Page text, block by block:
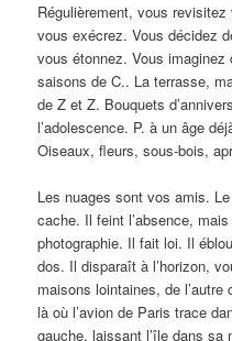
Régulièrement, vous
vous exécrez. Vous décidez
vous étonnez. Vous
saisons de C.. La terrasse,
de Z et Z. Bouquets
l’adolescence. P. à un âge
Oiseaux, fleurs, sous-bois,
Les nuages sont vos amis.
cache. Il feint l’absence,
photographie. Il fait loi. Il
dos. Il disparaît à l’horizon,
maisons lointaines, de
là où l’avion de Paris trace
gauche, laissant l’île dans sa